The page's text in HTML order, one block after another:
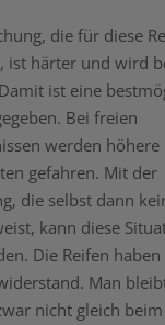
die für diese
ist härter und wird
ist eine
Bei freien
werden höhere
gefahren. Mit der
die selbst dann
kann diese
Die Reifen haben
Man
nicht gleich